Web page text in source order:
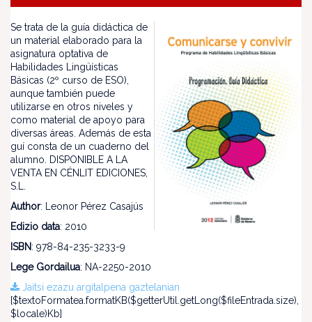
Se trata de la guía didáctica de
un material elaborado para la
asignatura optativa de
Habilidades Lingüísticas
Básicas (2º curso de ESO),
aunque también puede
utilizarse en otros niveles y
como material de apoyo para
diversas áreas. Además de esta
guí consta de un cuaderno del
alumno. DISPONIBLE A LA
VENTA EN CÉNLIT EDICIONES,
S.L.
Author: Leonor Pérez Casajús
Edizio data: 2010
ISBN: 978-84-235-3233-9
Lege Gordailua: NA-2250-2010
Jaitsi ezazu argitalpena gaztelanian
[$textoFormatea.formatKB($getterUtil.getLong($fileEntrada.size),
$locale)Kb]